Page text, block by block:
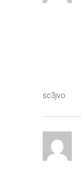
sc3jvo